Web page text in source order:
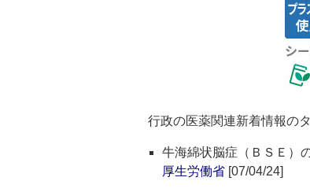
行政の医薬関連新着情報の
牛海綿状脳症（ＢＳＥ）
厚生労働省 [07/04/24]